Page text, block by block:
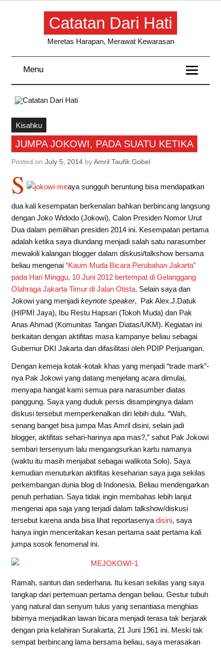
Skip
Catatan Dari Hati
Meretas Harapan, Merawat Kewarasan
Menu
Kisahku
JUMPA JOKOWI, PADA SUATU KETIKA
Posted on July 5, 2014byAmril Taufik Gobel
S aya sungguh beruntung bisa mendapatkan
dua kali kesempatan berkenalan bahkan berbincang langsung
dengan Joko Widodo (Jokowi), Calon Presiden Nomor Urut
Dua dalam pemilihan presiden 2014 ini. Kesempatan pertama
adalah ketika saya diundang menjadi salah satu narasumber
mewakili kalangan blogger dalam diskusi/talkshow bersama
beliau mengenai“Kaum Muda Bicara Perubahan Jakarta”
pada Hari Minggu, 10 Juni 2012 bertempat di Gelanggang
Olahraga Jakarta Timur di Jalan Otista. Selain saya dan
Jokowi yang menjadi keynote speaker, Pak Alex.J.Datuk
(HIPMI Jaya), Ibu Restu Hapsari (Tokoh Muda) dan Pak
Anas Ahmad (Komunitas Tangan Diatas/UKM). Kegiatan ini
berkaitan dengan aktifitas masa kampanye beliau sebagai
Gubernur DKI Jakarta dan difasilitasi oleh PDIP Perjuangan.
Dengan kemeja kotak-kotak khas yang menjadi “trade mark”-
nya Pak Jokowi yang datang menjelang acara dimulai,
menyapa hangat kami semua para narasumber diatas
panggung. Saya yang duduk persis disampingnya dalam
diskusi tersebut memperkenalkan diri lebih dulu. “Wah,
senang banget bisa jumpa Mas Amril disini, selain jadi
blogger, aktifitas sehari-harinya apa mas?,” sahut Pak Jokowi
sembari tersenyum lalu mengangsurkan kartu namanya
(waktu itu masih menjabat sebagai walikota Solo). Saya
kemudian menuturkan aktifitas keseharian saya juga sekilas
perkembangan dunia blog di Indonesia. Beliau mendengarkan
penuh perhatian. Saya tidak ingin membahas lebih lanjut
mengenai apa saja yang terjadi dalam talkshow/diskusi
tersebut karena anda bisa lihat reportasenya disini, saya
hanya ingin menceritakan kesan pertama saat pertama kali
jumpa sosok fenomenal ini.
Ramah, santun dan sederhana. Itu kesan sekilas yang saya
tangkap dari pertemuan pertama dengan beliau. Gestur tubuh
yang natural dan senyum tulus yang senantiasa menghias
bibirnya menjadikan lawan bicara menjadi terasa tak berjarak
dengan pria kelahiran Surakarta, 21 Juni 1961 ini. Meski tak
sempat berbincang lama bersama beliau, saya merasakan